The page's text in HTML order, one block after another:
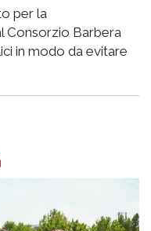
per la
Consorzio Barbera
in modo da evitare